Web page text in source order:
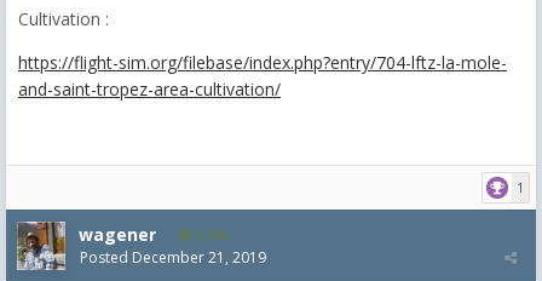
Cultivation :
https://flight-sim.org/filebase/index.php?entry/704-lftz-la-mole-
and-saint-tropez-area-cultivation/
1
wagener 1,130
Posted December 21, 2019